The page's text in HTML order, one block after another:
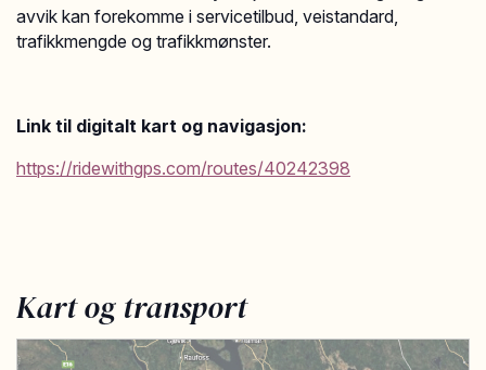
avvik kan forekomme i servicetilbud, veistandard,
trafikkmengde og trafikkmønster.
Link til digitalt kart og navigasjon:
https://ridewithgps.com/routes/40242398
Kart og transport